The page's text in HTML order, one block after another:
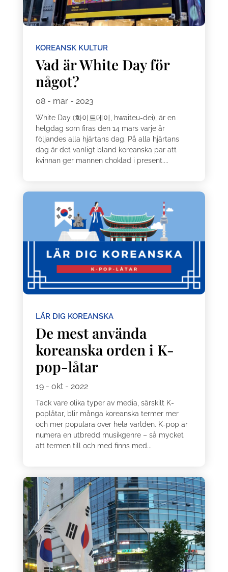
KOREANSK KULTUR
Vad är White Day för
något?
08 - mar - 2023
White Day (화이트데이, hwaiteu-dei), är en
helgdag som firas den 14 mars varje år
följandes alla hjärtans dag. På alla hjärtans
dag är det vanligt bland koreanska par att
kvinnan ger mannen choklad i present....
LÄR DIG KOREANSKA
De mest använda
koreanska orden i K-
pop-låtar
19 - okt - 2022
Tack vare olika typer av media, särskilt K-
poplåtar, blir många koreanska termer mer
och mer populära över hela världen. K-pop är
numera en utbredd musikgenre – så mycket
att termen till och med finns med...